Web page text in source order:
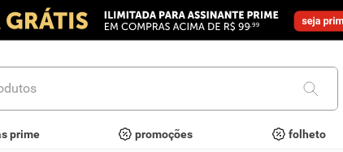
prime promoções folheto